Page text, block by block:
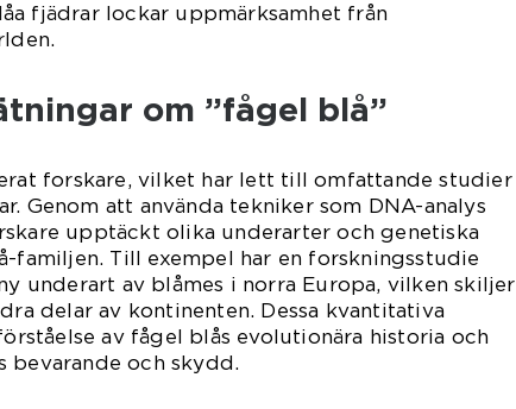
fjädrar lockar uppmärksamhet från
om ”fågel blå”
forskare, vilket har lett till omfattande studier
Genom att använda tekniker som DNA-analys
upptäckt olika underarter och genetiska
familjen. Till exempel har en forskningsstudie
underart av blåmes i norra Europa, vilken skiljer
delar av kontinenten. Dessa kvantitativa
av fågel blås evolutionära historia och
bevarande och skydd.